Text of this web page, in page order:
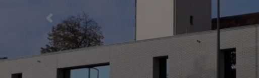
Previous